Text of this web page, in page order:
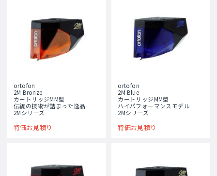
ortofon
2M Bronze
カートリッジMM型
伝統の技術が詰まった逸品
2Mシリーズ
特価お見積り
ortofon
2M Blue
カートリッジMM型
ハイパフォーマンスモデル
2Mシリーズ
特価お見積り